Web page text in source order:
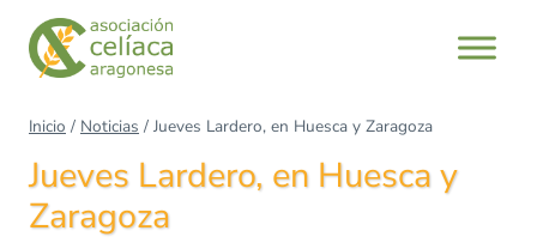
Inicio / Noticias / Jueves Lardero, en Huesca y Zaragoza
Jueves Lardero, en Huesca y
Zaragoza